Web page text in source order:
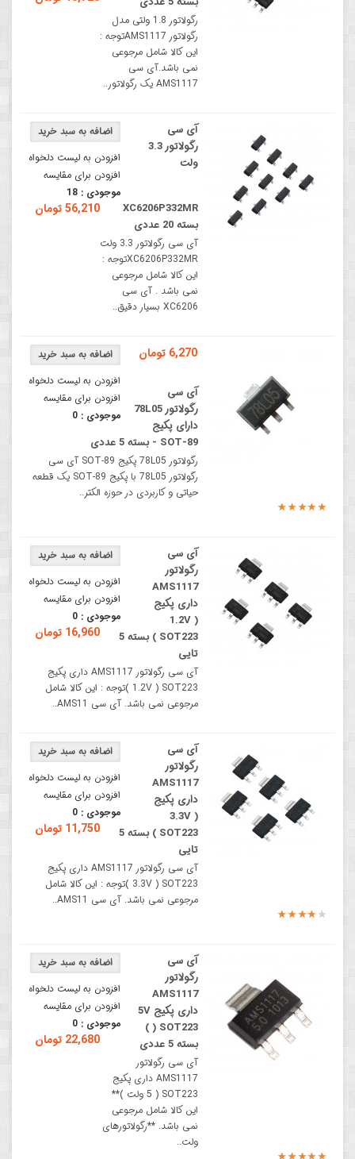
رگولاتور 1.8 ولتی مدل
رگولاتور AMS1117توجه :
این کالا شامل مرجوعی
نمی باشد.آی سی
AMS1117 یک رگولاتور..
افزودن به لیست دلخواه
افزودن برای مقایسه
موجودی : 18
56,210 تومان
آی سی
رگولاتور 3.3
ولت
XC6206P332MR
بسته 20 عددی
آی سی رگولاتور 3.3 ولت
XC6206P332MRتوجه :
این کالا شامل مرجوعی
نمی باشد . آی سی
XC6206 بسیار دقیق..
افزودن به لیست دلخواه
افزودن برای مقایسه
موجودی : 0
6,270 تومان
آی سی
رگولاتور 78L05
دارای پکیج
SOT-89 - بسته 5 عددی
رگولاتور 78L05 پکیج SOT-89 آی سی
رگولاتور 78L05 با پکیج SOT-89 یک قطعه
حیاتی و کاربردی در حوزه الکتر..
افزودن به لیست دلخواه
افزودن برای مقایسه
موجودی : 0
16,960 تومان
آی سی
رگولاتور
AMS1117
داری پکیج
1.2V )
SOT223 ) بسته 5
تایی
آی سی رگولاتور AMS1117 داری پکیج
1.2V ) SOT223 )توجه : این کالا شامل
مرجوعی نمی باشد. آی سی AMS11..
افزودن به لیست دلخواه
افزودن برای مقایسه
موجودی : 0
11,750 تومان
آی سی
رگولاتور
AMS1117
داری پکیج
3.3V )
SOT223 ) بسته 5
تایی
آی سی رگولاتور AMS1117 داری پکیج
3.3V ) SOT223 )توجه : این کالا شامل
مرجوعی نمی باشد. آی سی AMS11..
افزودن به لیست دلخواه
افزودن برای مقایسه
موجودی : 0
22,680 تومان
آی سی
رگولاتور
AMS1117
داری پکیج 5V
) SOT223 )
بسته 5 عددی
آی سی رگولاتور
AMS1117 داری پکیج
SOT223 ( 5 ولت )**
این کالا شامل مرجوعی
نمی باشد. **رگولاتورهای
ولت..